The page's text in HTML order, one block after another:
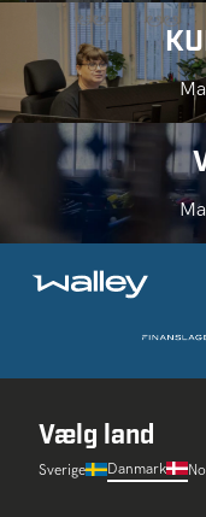
Vælg land
Sverige Danmark